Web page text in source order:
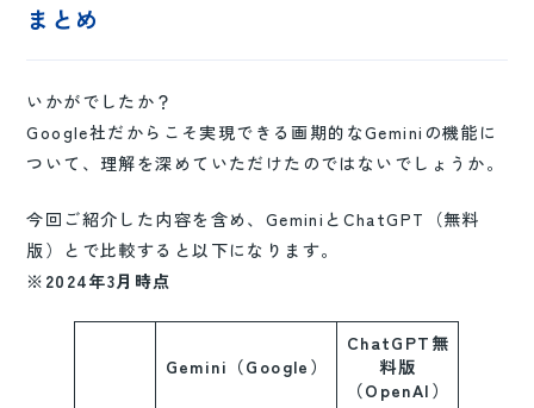
まとめ
いかがでしたか？
Google社だからこそ実現できる画期的なGeminiの機能に
ついて、理解を深めていただけたのではないでしょうか。
今回ご紹介した内容を含め、GeminiとChatGPT（無料
版）とで比較すると以下になります。
※2024年3月時点
Gemini（Google）
ChatGPT無
料版
（OpenAI）